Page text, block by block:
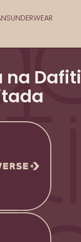
UNDERWEAR
na Dafiti